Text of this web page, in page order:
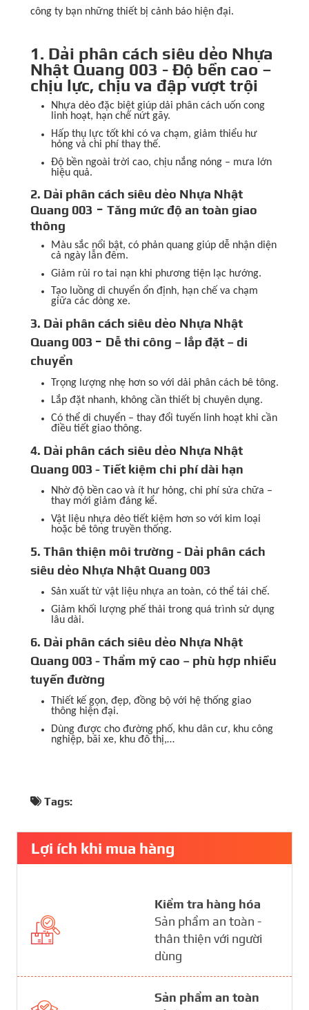
công ty bạn những thiết bị cảnh báo hiện đại.
1. Dải phân cách siêu dẻo Nhựa
Nhật Quang 003 - Độ bền cao –
chịu lực, chịu va đập vượt trội
Nhựa dẻo đặc biệt giúp dải phân cách uốn cong
linh hoạt, hạn chế nứt gãy.
Hấp thụ lực tốt khi có va chạm, giảm thiểu hư
hỏng và chi phí thay thế.
Độ bền ngoài trời cao, chịu nắng nóng – mưa lớn
hiệu quả.
2. Dải phân cách siêu dẻo Nhựa Nhật
Quang 003 - Tăng mức độ an toàn giao
thông
Màu sắc nổi bật, có phản quang giúp dễ nhận diện
cả ngày lẫn đêm.
Giảm rủi ro tai nạn khi phương tiện lạc hướng.
Tạo luồng di chuyển ổn định, hạn chế va chạm
giữa các dòng xe.
3. Dải phân cách siêu dẻo Nhựa Nhật
Quang 003 - Dễ thi công – lắp đặt – di
chuyển
Trọng lượng nhẹ hơn so với dải phân cách bê tông.
Lắp đặt nhanh, không cần thiết bị chuyên dụng.
Có thể di chuyển – thay đổi tuyến linh hoạt khi cần
điều tiết giao thông.
4. Dải phân cách siêu dẻo Nhựa Nhật
Quang 003 - Tiết kiệm chi phí dài hạn
Nhờ độ bền cao và ít hư hỏng, chi phí sửa chữa –
thay mới giảm đáng kể.
Vật liệu nhựa dẻo tiết kiệm hơn so với kim loại
hoặc bê tông truyền thống.
5. Thân thiện môi trường - Dải phân cách
siêu dẻo Nhựa Nhật Quang 003
Sản xuất từ vật liệu nhựa an toàn, có thể tái chế.
Giảm khối lượng phế thải trong quá trình sử dụng
lâu dài.
6. Dải phân cách siêu dẻo Nhựa Nhật
Quang 003 - Thẩm mỹ cao – phù hợp nhiều
tuyến đường
Thiết kế gọn, đẹp, đồng bộ với hệ thống giao
thông hiện đại.
Dùng được cho đường phố, khu dân cư, khu công
nghiệp, bãi xe, khu đô thị,…
Tags:
Lợi ích khi mua hàng
Kiểm tra hàng hóa
Sản phẩm an toàn -
thân thiện với người
dùng
Sản phẩm an toàn